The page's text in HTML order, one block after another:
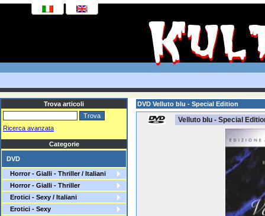
Trova articoli
Ricerca avanzata
Categorie
DVD
Horror - Gialli - Thriller / Italiani
Horror - Gialli - Thriller
Erotici - Sexy / Italiani
Erotici - Sexy
DVD Velluto blu - Special Edition
Velluto blu - Special